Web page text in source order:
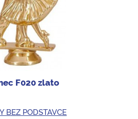
F020 zlato
BEZ PODSTAVCE